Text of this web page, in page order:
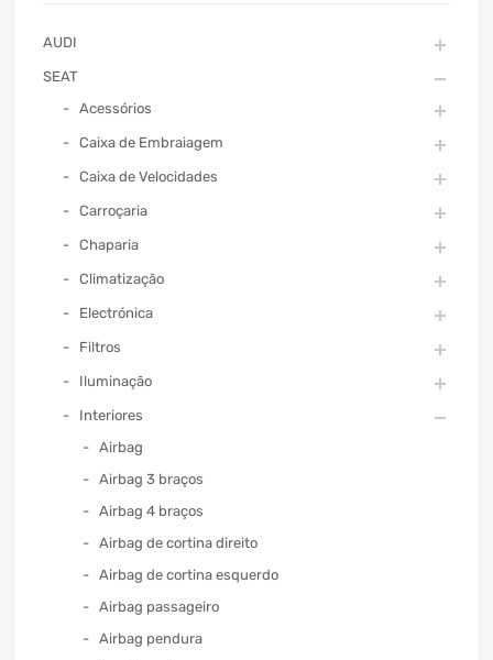
AUDI
SEAT
Acessórios
Caixa de Embraiagem
Caixa de Velocidades
Carroçaria
Chaparia
Climatização
Electrónica
Filtros
Iluminação
Interiores
Airbag
Airbag 3 braços
Airbag 4 braços
Airbag de cortina direito
Airbag de cortina esquerdo
Airbag passageiro
Airbag pendura